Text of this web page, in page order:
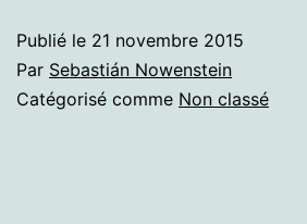
Publié le 21 novembre 2015
Par Sebastián Nowenstein
Catégorisé comme Non classé